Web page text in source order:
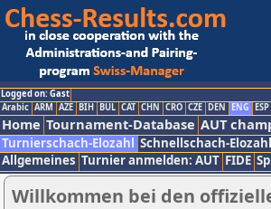
Logged on: Gast
Arabic ARM AZE BIH BUL CAT CHN CRO CZE DEN ENG ESP
Home Tournament-Database AUT
Turnierschach-Elozahl Schnellschach-Elozahl
Allgemeines Turnier anmelden: AUT FIDE
Willkommen bei den